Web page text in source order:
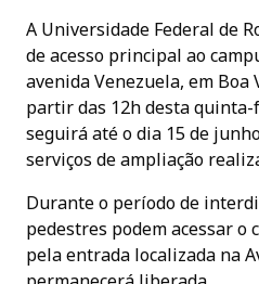
A Universidade Federal de
de acesso principal ao
avenida Venezuela, em
partir das 12h desta quinta-
seguirá até o dia 15 de
serviços de ampliação
Durante o período de
pedestres podem acessar o
pela entrada localizada na